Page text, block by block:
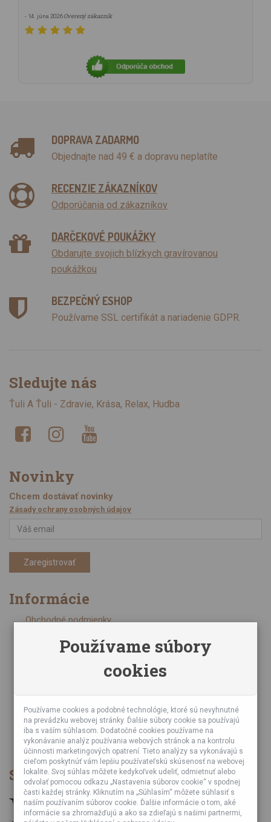
- 14. júna 2026Overený zákazník
DOPRAVA ZADARMO
Objednajte nad 49 € a dopravu neplatíte
RECENZIE ZÁKAZNÍKOV
Odporúčania od zákazníkov
DARČEKOVÉ POUKÁŽKY
Obdarujte svojich blízkych gravírovanou
poukážkou
BEZPEČNÝ ESHOP
Používame SSL certifikát a nariadenie GDPR.
Sledujte nás
Ťuli A Ťuli - Zdravie, Krása, Relax, Hudba
Novinky
Chcem dostávať novinky
Zásady ochrany osobných údajov
Zaregistrovať
Informácie
Obchodné podmienky
Online kurzy bubnovania
Poznáte nás z TV a Rádia
Partnerské predajne
Testy výrobkov
Ekológia
Veľkoobchod
Spôsob platby
Používame súbory
cookies
Používame cookies a podobné technológie, ktoré sú nevyhnutné
na prevádzku webovej stránky. Ďalšie súbory cookie sa používajú
iba s vaším súhlasom. Dodatočné cookies používame na
vykonávanie analýz používania webových stránok a na kontrolu
účinnosti marketingových opatrení. Tieto analýzy sa vykonávajú s
cieľom poskytnúť vám lepšiu používateľskú skúsenosť na webovej
lokalite. Svoj súhlas môžete kedykoľvek udeliť, odmietnuť alebo
odvolať pomocou odkazu „Nastavenia súborov cookie“ v spodnej
časti každej stránky. Kliknutím na „Súhlasím“ môžete súhlasiť s
naším používaním súborov cookie. Ďalšie informácie o tom, aké
informácie sa zhromažďujú a ako sa zdieľajú s našimi partnermi,